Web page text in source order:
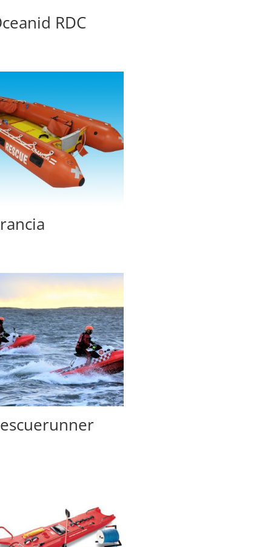
RDC